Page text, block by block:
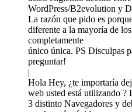
WordPress/B2evolution y
La razón que pido es
diferente a la mayoría de
completamente
único única. PS Disculpas
preguntar!
|
Hola Hey, ¿te importaría
web usted está utilizando ?
3 distinto Navegadores y